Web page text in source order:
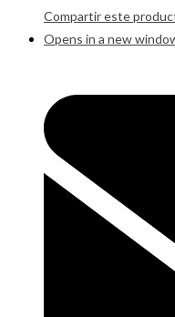
Compartir este
Opens in a new